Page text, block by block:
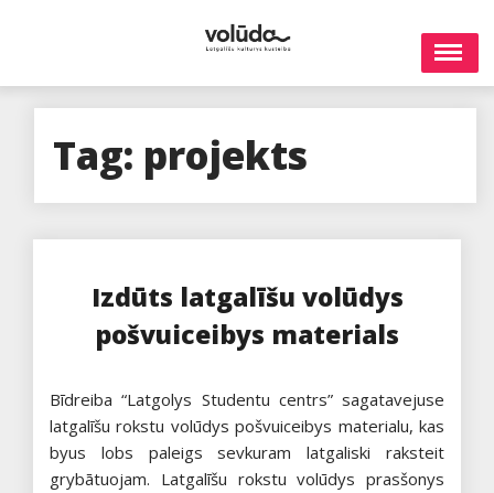
Tag: projekts
Izdūts latgalīšu volūdys
pošvuiceibys materials
Bīdreiba “Latgolys Studentu centrs” sagatavejuse
latgalīšu rokstu volūdys pošvuiceibys materialu, kas
byus lobs paleigs sevkuram latgaliski raksteit
grybātuojam. Latgalīšu rokstu volūdys prasšonys